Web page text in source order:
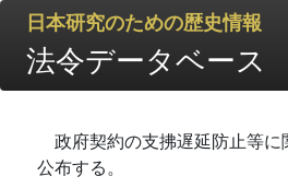
日本研究のための歴史情報
法令データベース
政府契約の支拂遅延防止等
公布する。